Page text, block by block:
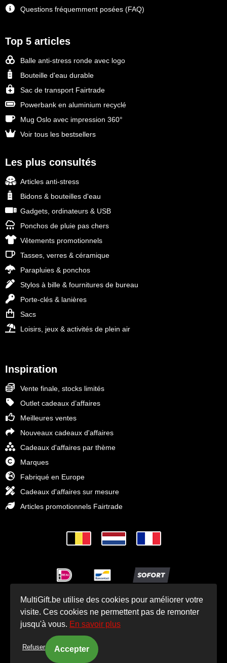
Questions fréquemment posées (FAQ)
Top 5 articles
Balle anti-stress ronde avec logo
Bouteille d'eau durable
Sac de transport Fairtrade
Powerbank en aluminium recyclé
Mug Oslo avec impression 360°
Voir tous les bestsellers
Les plus consultés
Articles anti-stress
Bidons & bouteilles d'eau
Gadgets, ordinateurs & USB
Ponchos de pluie pas chers
Vêtements promotionnels
Tasses, verres & céramique
Parapluies & ponchos
Stylos à bille & fournitures de bureau
Porte-clés & lanières
Sacs
Loisirs, jeux & activités de plein air
Inspiration
Vente finale, stocks limités
Outlet cadeaux d’affaires
Meilleures ventes
Nouveaux cadeaux d'affaires
Cadeaux d'affaires par thème
Marques
Fabriqué en Europe
Cadeaux d'affaires sur mesure
Articles promotionnels Fairtrade
© Cadeaux d'affaires MultiGift 1993 - 2025
MultiGift.be utilise des cookies pour améliorer votre
visite. Ces cookies ne permettent pas de remonter
jusqu'à vous. En savoir plus
Refuser